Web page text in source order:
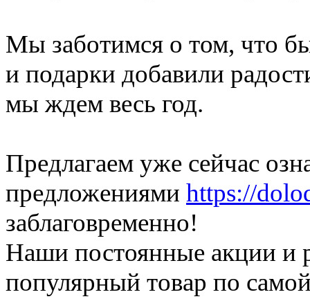
Мы заботимся о том, что
и подарки добавили
мы ждем весь год.
Предлагаем уже сейчас
предложениями https://
заблаговременно!
Наши постоянные акции и
популярный товар по